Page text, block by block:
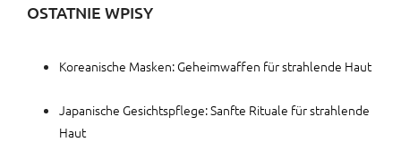
OSTATNIE WPISY
Koreanische Masken: Geheimwaffen für strahlende Haut
Japanische Gesichtspflege: Sanfte Rituale für strahlende
Haut